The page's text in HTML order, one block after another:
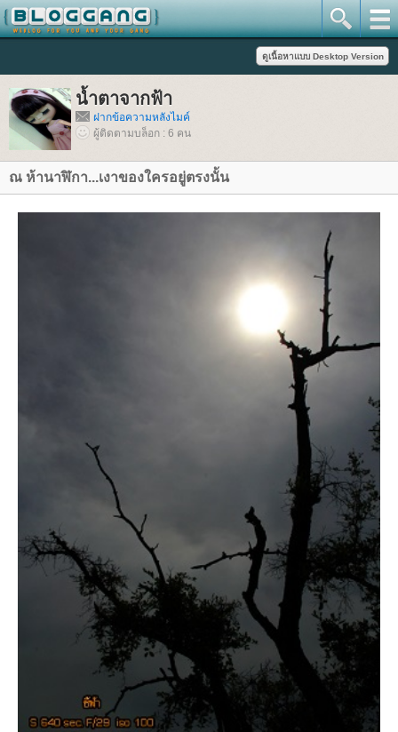
น้ำตาจากฟ้า
ฝากข้อความหลังไมค์
ผู้ติดตามบล็อก : 6 คน
ณ ห้านาฬิกา...เงาของใครอยู่ตรงนั้น